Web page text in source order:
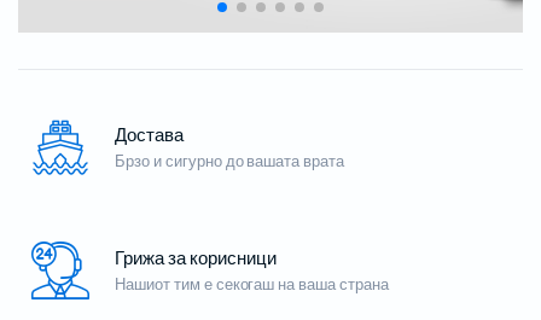
Достава
Брзо и сигурно до вашата врата
Грижа за корисници
Нашиот тим е секогаш на ваша страна